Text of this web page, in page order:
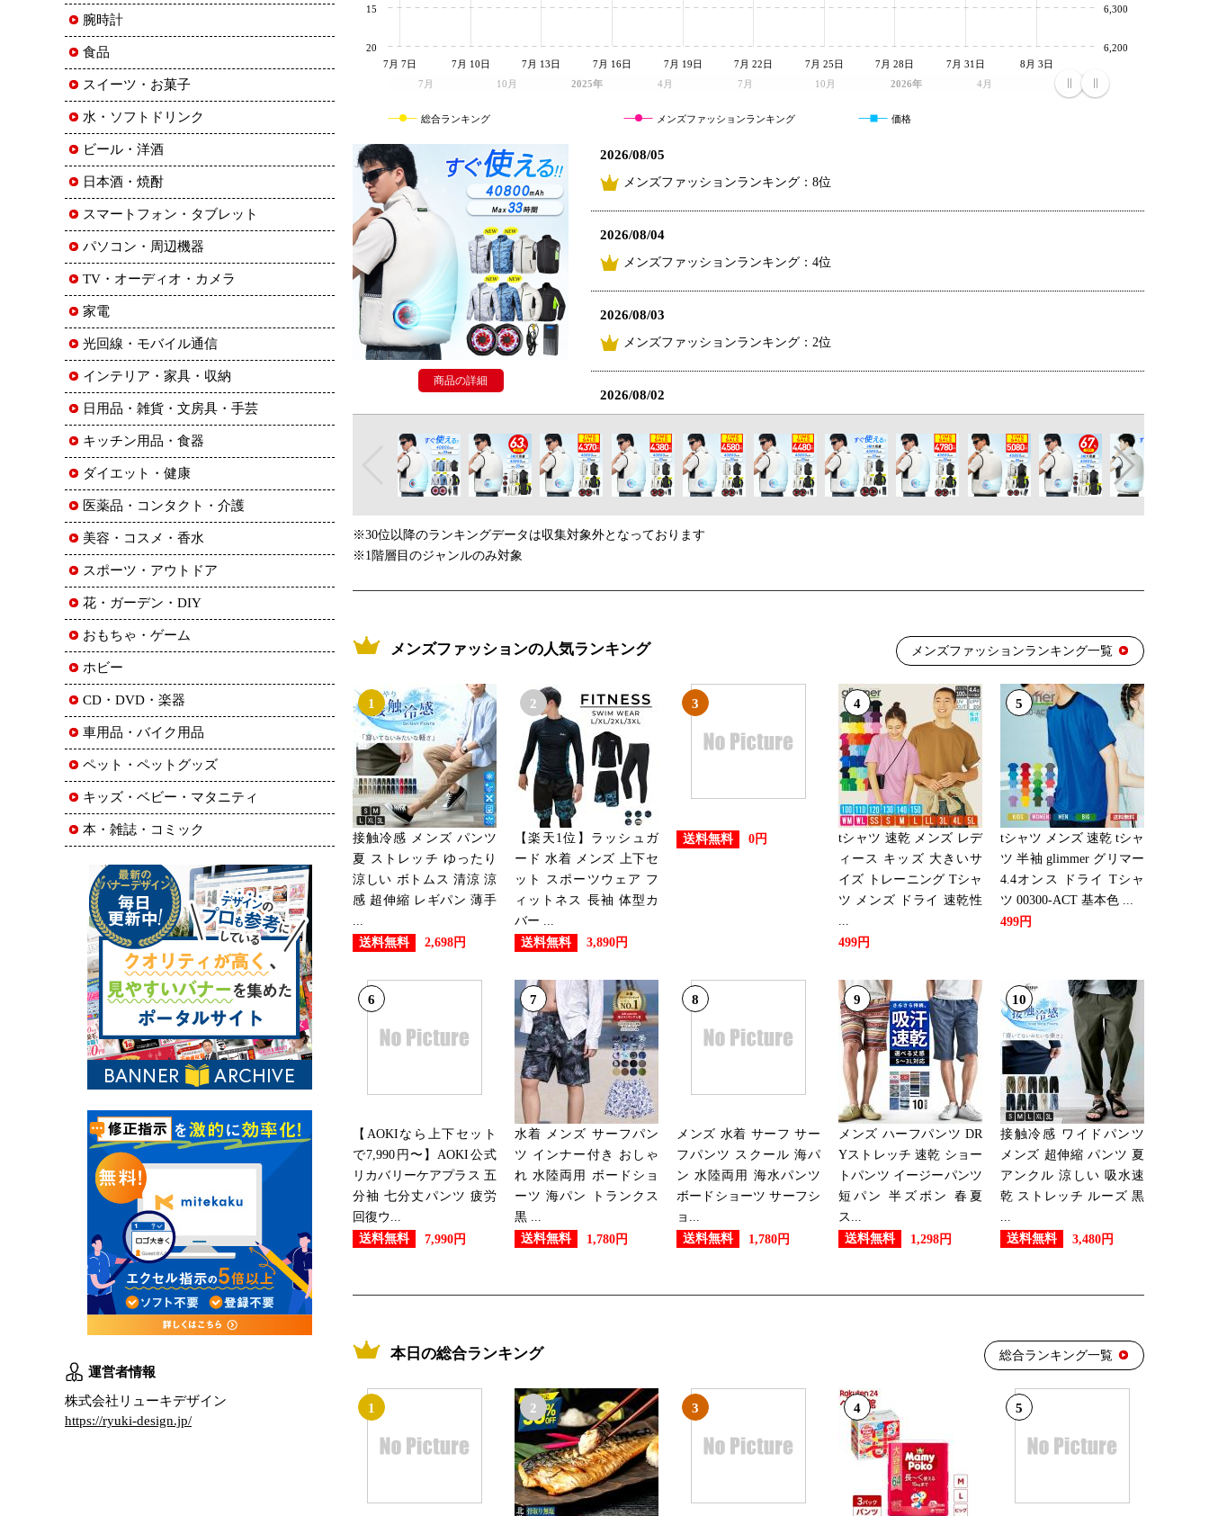
7月 10月 2025年 4月 7月 10月 2026年 4月
7月 7日 7月 10日 7月 13日 7月 16日 7月 19日 7月 22日 7月 25日 7月 28日 7月 31日 8月 3日
15
20 6,200
6,300
総合ランキング メンズファッションランキング 価格
2026/08/05
メンズファッションランキング：8位
2026/08/04
メンズファッションランキング：4位
2026/08/03
メンズファッションランキング：2位
2026/08/02
2026/07/25
2026/07/22
メンズファッションランキング：1位
2026/07/21
メンズファッションランキング：3位
2026/07/20
メンズファッションランキング：3位
メンズファッションランキング：1位
2026/07/18
メンズファッションランキング：1位
2026/07/17
メンズファッションランキング：2位
2026/07/16
メンズファッションランキング：4位
2026/07/13
メンズファッションランキング：7位
商品の詳細
※30位以降のランキングデータは収集対象外となっております
※1階層目のジャンルのみ対象
メンズファッションの人気ランキング メンズファッションランキング一覧
1
接触冷感 メンズ パンツ
夏 ストレッチ ゆったり
涼しい ボトムス 清涼 涼
感 超伸縮 レギパン 薄手
...
送料無料
2,698円
2
【楽天1位】ラッシュガ
ード 水着 メンズ 上下セ
ット スポーツウェア フ
ィットネス 長袖 体型カ
バー ...
送料無料
3,890円
3
送料無料 0円
4
tシャツ 速乾 メンズ レデ
ィース キッズ 大きいサ
イズ トレーニング Tシャ
ツ メンズ ドライ 速乾性
...
499円
5
tシャツ メンズ 速乾 tシャ
ツ 半袖 glimmer グリマー
4.4オンス ドライ Tシャ
ツ 00300-ACT 基本色 ...
499円
6
【AOKIなら上下セット
で7,990円〜】AOKI公式
リカバリーケアプラス 五
分袖 七分丈パンツ 疲労
回復ウ...
送料無料
7,990円
7
水着 メンズ サーフパン
ツ インナー付き おしゃ
れ 水陸両用 ボードショ
ーツ 海パン トランクス
黒 ...
送料無料
1,780円
8
メンズ 水着 サーフ サー
フパンツ スクール 海パ
ン 水陸両用 海水パンツ
ボードショーツ サーフシ
ョ...
送料無料
1,780円
9
メンズ ハーフパンツ DR
Yストレッチ 速乾 ショー
トパンツ イージーパンツ
短パン 半ズボン 春夏
ス...
送料無料
1,298円
10
接触冷感 ワイドパンツ
メンズ 超伸縮 パンツ 夏
アンクル 涼しい 吸水速
乾 ストレッチ ルーズ 黒
...
送料無料
3,480円
本日の総合ランキング 総合ランキング一覧
1 2 3 4 5
腕時計
食品
スイーツ・お菓子
水・ソフトドリンク
ビール・洋酒
日本酒・焼酎
スマートフォン・タブレット
パソコン・周辺機器
TV・オーディオ・カメラ
家電
光回線・モバイル通信
インテリア・家具・収納
日用品・雑貨・文房具・手芸
キッチン用品・食器
ダイエット・健康
医薬品・コンタクト・介護
美容・コスメ・香水
スポーツ・アウトドア
花・ガーデン・DIY
おもちゃ・ゲーム
ホビー
CD・DVD・楽器
車用品・バイク用品
ペット・ペットグッズ
キッズ・ベビー・マタニティ
本・雑誌・コミック
運営者情報
株式会社リューキデザイン
https://ryuki-design.jp/